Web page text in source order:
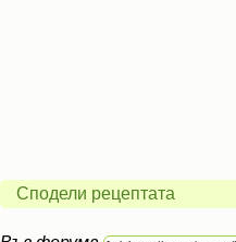
Сподели рецептата